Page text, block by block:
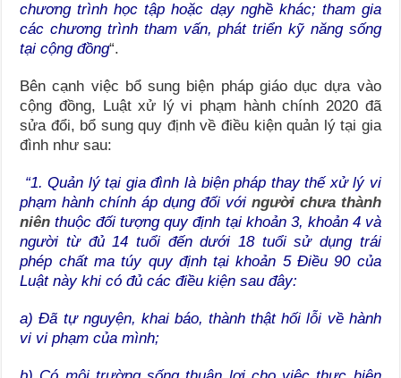
chương trình học tập hoặc dạy nghề khác; tham gia
các chương trình tham vấn, phát triển kỹ năng sống
tại cộng đồng“.
Bên cạnh việc bổ sung biện pháp giáo dục dựa vào
cộng đồng, Luật xử lý vi phạm hành chính 2020 đã
sửa đổi, bổ sung quy định về điều kiện quản lý tại gia
đình như sau:
“1. Quản lý tại gia đình là biện pháp thay thế xử lý vi
phạm hành chính áp dụng đối với người chưa thành
niên thuộc đối tượng quy định tại khoản 3, khoản 4 và
người từ đủ 14 tuổi đến dưới 18 tuổi sử dụng trái
phép chất ma túy quy định tại khoản 5 Điều 90 của
Luật này khi có đủ các điều kiện sau đây:
a) Đã tự nguyện, khai báo, thành thật hối lỗi về hành
vi vi phạm của mình;